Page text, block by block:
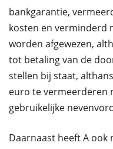
bankgarantie,
kosten en verminderd
worden afgewezen,
tot betaling van de
stellen bij staat,
euro te vermeerderen
gebruikelijke
Daarnaast heeft A